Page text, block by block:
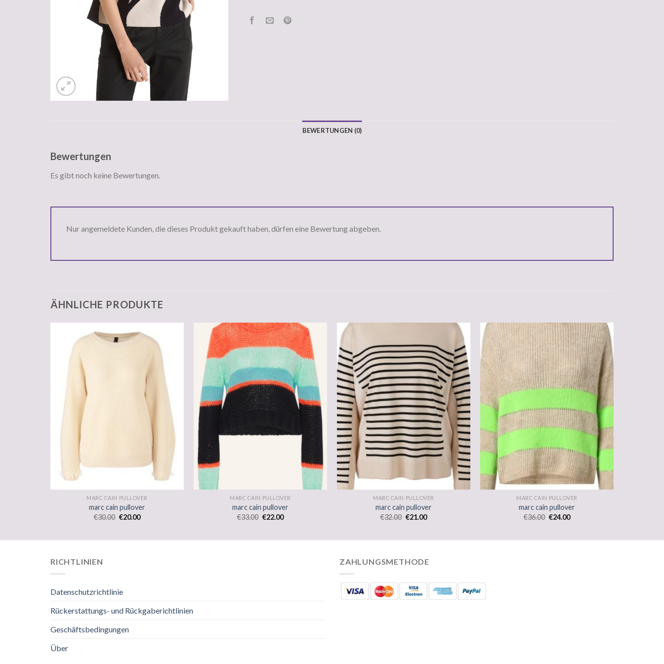
BEWERTUNGEN (0)
Bewertungen
Es gibt noch keine Bewertungen.
Nur angemeldete Kunden, die dieses Produkt gekauft haben, dürfen eine Bewertung abgeben.
ÄHNLICHE PRODUKTE
MARC CAIN PULLOVER
marc cain pullover
€30.00 €20.00
MARC CAIN PULLOVER
marc cain pullover
€33.00 €22.00
MARC CAIN PULLOVER
marc cain pullover
€32.00 €21.00
MARC CAIN PULLOVER
marc cain pullover
€36.00 €24.00
RICHTLINIEN
Datenschutzrichtlinie
Rückerstattungs- und Rückgaberichtlinien
Geschäftsbedingungen
Über
ZAHLUNGSMETHODE